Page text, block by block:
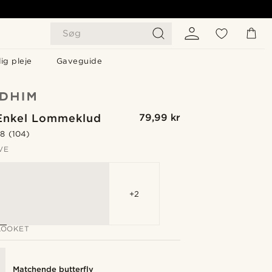
Søg
pleje Gaveguide
Lommeklud 79,99 kr
(104)
+2
Matchende butterfly